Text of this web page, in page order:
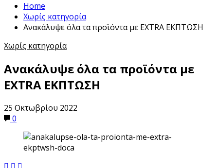
Home
Χωρίς κατηγορία
Ανακάλυψε όλα τα προϊόντα με EXTRA ΕΚΠΤΩΣΗ
Χωρίς κατηγορία
Ανακάλυψε όλα τα προϊόντα με
EXTRA ΕΚΠΤΩΣΗ
25 Οκτωβρίου 2022
0